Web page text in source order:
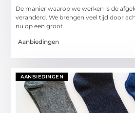
De manier waarop we werken is de
veranderd. We brengen veel tijd door
nu op een groot
Aanbiedingen
AANBIEDINGEN